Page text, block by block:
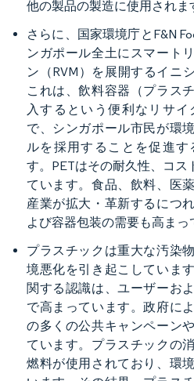
他の製品の製造に使用されま
さらに、国家環境庁とF&N
ンガポール全土にスマート
ン（RVM）を展開するイニ
これは、飲料容器（プラス
入するという便利なリサ
で、シンガポール市民が環
ルを採用することを促進す
す。PETはその耐久性、コ
ています。食品、飲料、医
産業が拡大・革新するにつ
よび容器包装の需要も高まっ
プラスチックは重大な汚染
境悪化を引き起こしていま
関する認識は、ユーザーお
で高まっています。政府に
の多くの公共キャンペーン
ています。プラスチックの
燃料が使用されており、環